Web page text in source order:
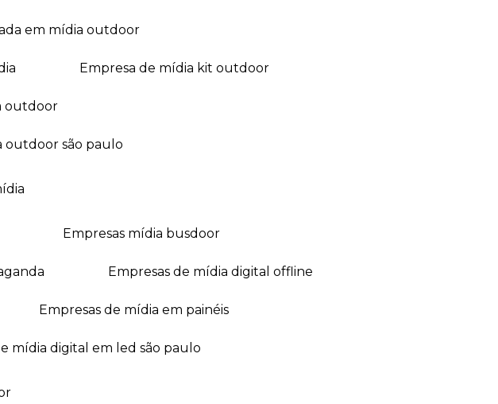
em mídia outdoor
empresa de mídia kit outdoor
outdoor
outdoor são paulo
empresas mídia busdoor
empresas de mídia digital offline
empresas de mídia em painéis
mídia digital em led são paulo